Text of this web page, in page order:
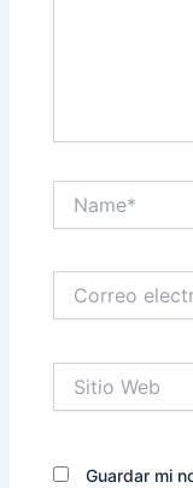
electrónico*
Web
Guardar mi